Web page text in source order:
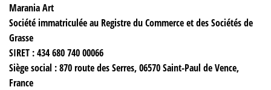
Marania Art
Société immatriculée au Registre du Commerce et des Sociétés de
Grasse
SIRET :434 680 740 00066
Siège social :870 route des Serres, 06570 Saint-Paul de Vence,
France